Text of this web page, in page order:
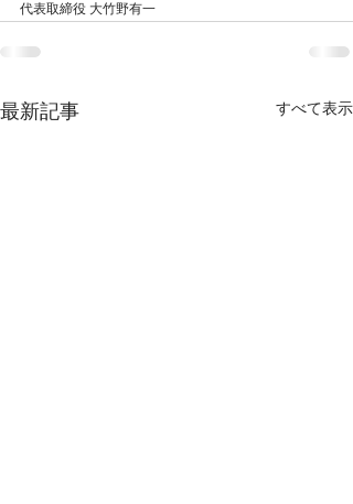
代表取締役 大竹野有一
最新記事 すべて表示